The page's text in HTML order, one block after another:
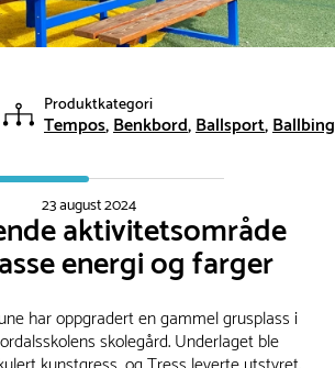
Produktkategori
Tempos Benkbord Ballsport
23 august 2024
aktivitetsområde
energi og farger
har oppgradert en gammel grusplass i
skolegård. Underlaget ble